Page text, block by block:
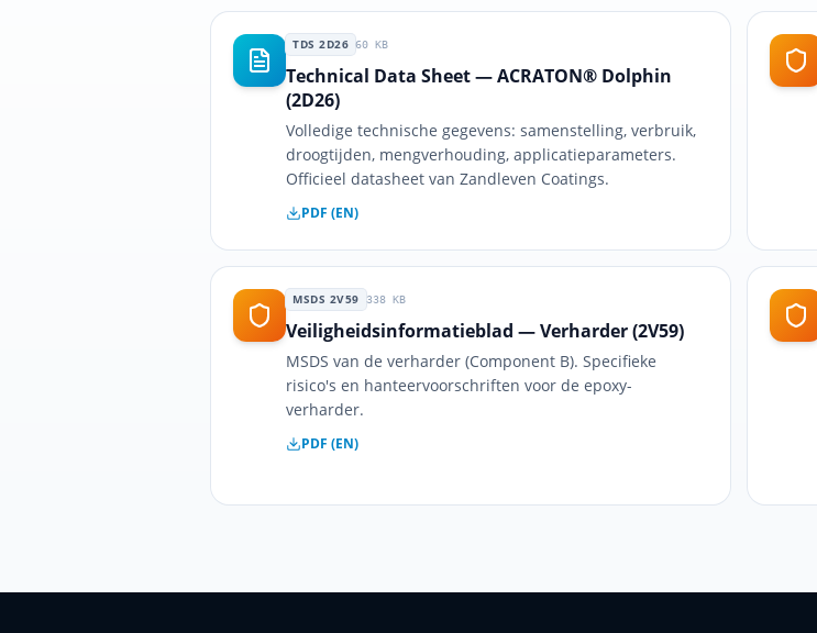
TDS 2D26 60 KB
Technical Data Sheet — ACRATON® Dolphin
(2D26)
Volledige technische gegevens: samenstelling, verbruik,
droogtijden, mengverhouding, applicatieparameters.
Officieel datasheet van Zandleven Coatings.
PDF (EN)
MSDS 2V59 338KB
Veiligheidsinformatieblad — Verharder (2V59)
MSDS van de verharder (Component B). Specifieke
risico's en hanteer­voorschriften voor de epoxy-
verharder.
PDF (EN)